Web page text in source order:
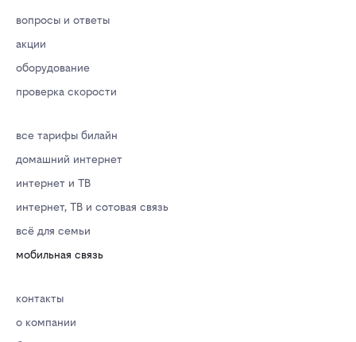
вопросы и ответы
акции
оборудование
проверка скорости
все тарифы билайн
домашний интернет
интернет и ТВ
интернет, ТВ и сотовая связь
всё для семьи
мобильная связь
контакты
о компании